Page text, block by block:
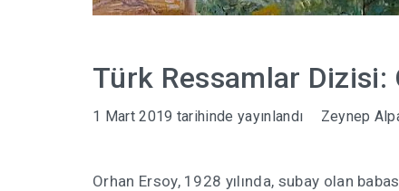
Türk Ressamlar Dizisi:
1 Mart 2019 tarihinde yayınlandı Zeynep
Orhan Ersoy, 1928 yılında, subay olan